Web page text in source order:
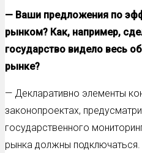
— Ваши предложения по
рынком? Как, например,
государство видело весь
рынке?
— Декларативно элементы
законопроектах,
государственного
рынка должны